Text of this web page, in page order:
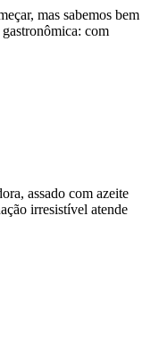
mas sabemos bem
com
assado com azeite
irresistível atende